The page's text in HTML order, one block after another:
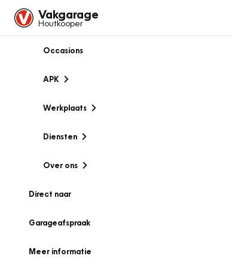
Vakgarage
Houtkooper
Occasions
APK
Werkplaats
Diensten
Over ons
Direct naar
Garageafspraak
Meer informatie